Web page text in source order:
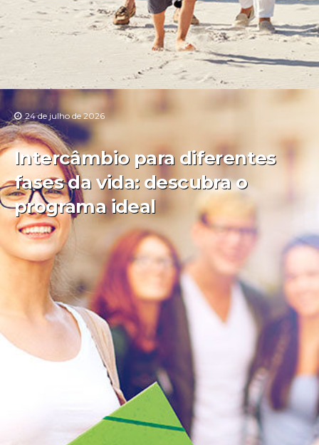
24 de julho de 2026
Intercâmbio para diferentes
fases da vida: descubra o
programa ideal